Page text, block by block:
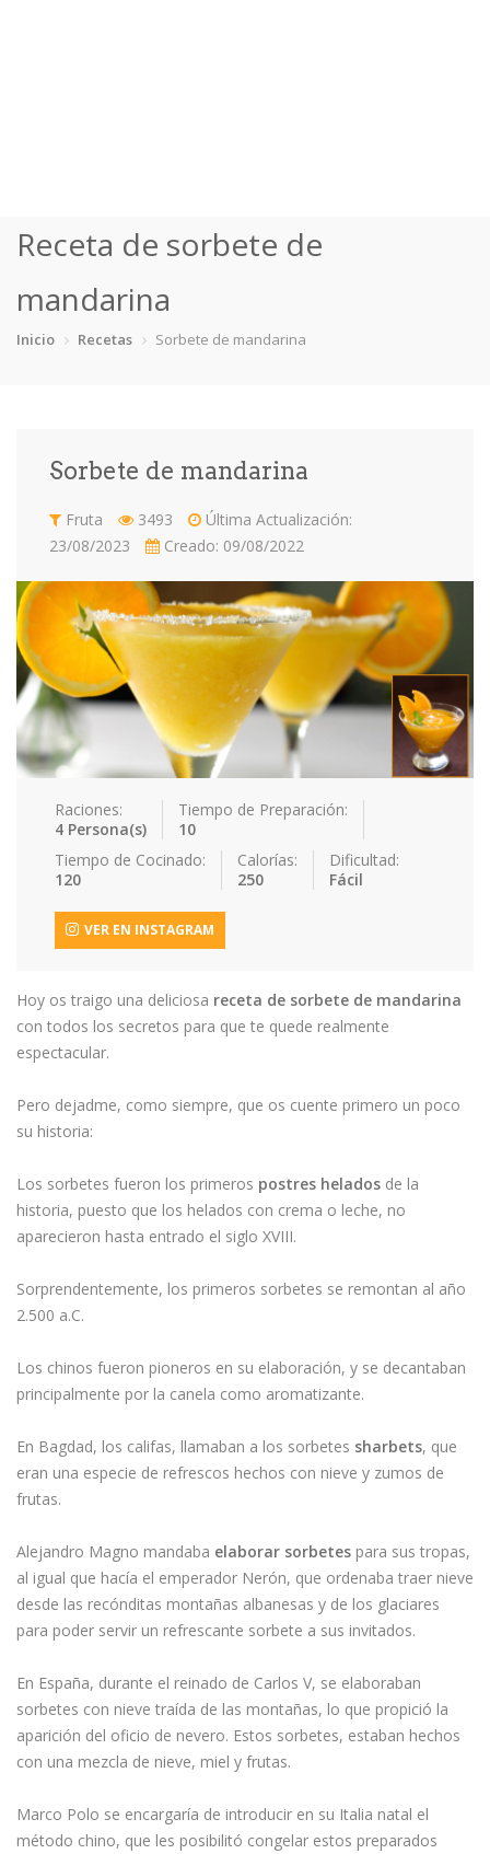
Categorías
Bizcochos Crepes Dulces Sartén
Consejos y Trucos
Contacto
Acceder / Registro
Receta de sorbete de
mandarina
Inicio Recetas Sorbete de mandarina
Sorbete de mandarina
Fruta 3493
Última Actualización:
23/08/2023
Creado: 09/08/2022
Raciones:
4 Persona(s)
Tiempo de Preparación:
10
Tiempo de Cocinado:
120
Calorías:
250
Dificultad:
Fácil
VER EN INSTAGRAM
Hoy os traigo una deliciosa receta de sorbete de mandarina
con todos los secretos para que te quede realmente
espectacular.
Pero dejadme, como siempre, que os cuente primero un poco
su historia:
Los sorbetes fueron los primeros postres helados de la
historia, puesto que los helados con crema o leche, no
aparecieron hasta entrado el siglo XVIII.
Sorprendentemente, los primeros sorbetes se remontan al año
2.500 a.C.
Los chinos fueron pioneros en su elaboración, y se decantaban
principalmente por la canela como aromatizante.
En Bagdad, los califas, llamaban a los sorbetes sharbets, que
eran una especie de refrescos hechos con nieve y zumos de
frutas.
Alejandro Magno mandaba elaborar sorbetes para sus tropas,
al igual que hacía el emperador Nerón, que ordenaba traer nieve
desde las recónditas montañas albanesas y de los glaciares
para poder servir un refrescante sorbete a sus invitados.
En España, durante el reinado de Carlos V, se elaboraban
sorbetes con nieve traída de las montañas, lo que propició la
aparición del oficio de nevero. Estos sorbetes, estaban hechos
con una mezcla de nieve, miel y frutas.
Marco Polo se encargaría de introducir en su Italia natal el
método chino, que les posibilitó congelar estos preparados